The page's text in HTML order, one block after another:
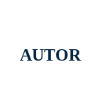
AUTOR